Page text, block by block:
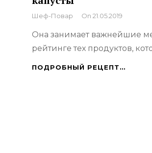
By
Шеф-Повар On 21.05.2019
Она занимает важнейшие
рейтинге тех продуктов,
ПОДРОБНЫЙ РЕЦЕПТ…